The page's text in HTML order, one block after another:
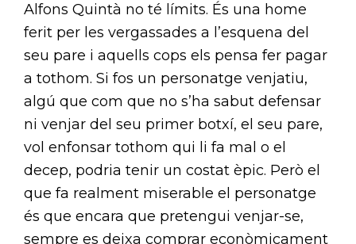
Alfons Quintà no té límits. És una home
ferit per les vergassades a l’esquena del
seu pare i aquells cops els pensa fer pagar
a tothom. Si fos un personatge venjatiu,
algú que com que no s’ha sabut defensar
ni venjar del seu primer botxí, el seu pare,
vol enfonsar tothom qui li fa mal o el
decep, podria tenir un costat èpic. Però el
que fa realment miserable el personatge
és que encara que pretengui venjar-se,
sempre es deixa comprar econòmicament